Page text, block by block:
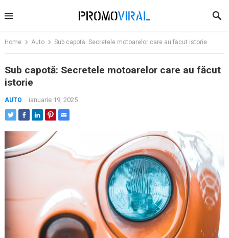
to
Home Auto Sub capotă: Secretele motoarelor care au făcut istorie
Sub capotă: Secretele motoarelor care au făcut
istorie
AUTO ianuarie 19, 2025